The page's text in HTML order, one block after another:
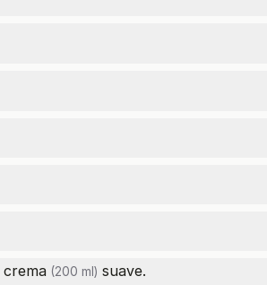
crema (200 ml) suave.